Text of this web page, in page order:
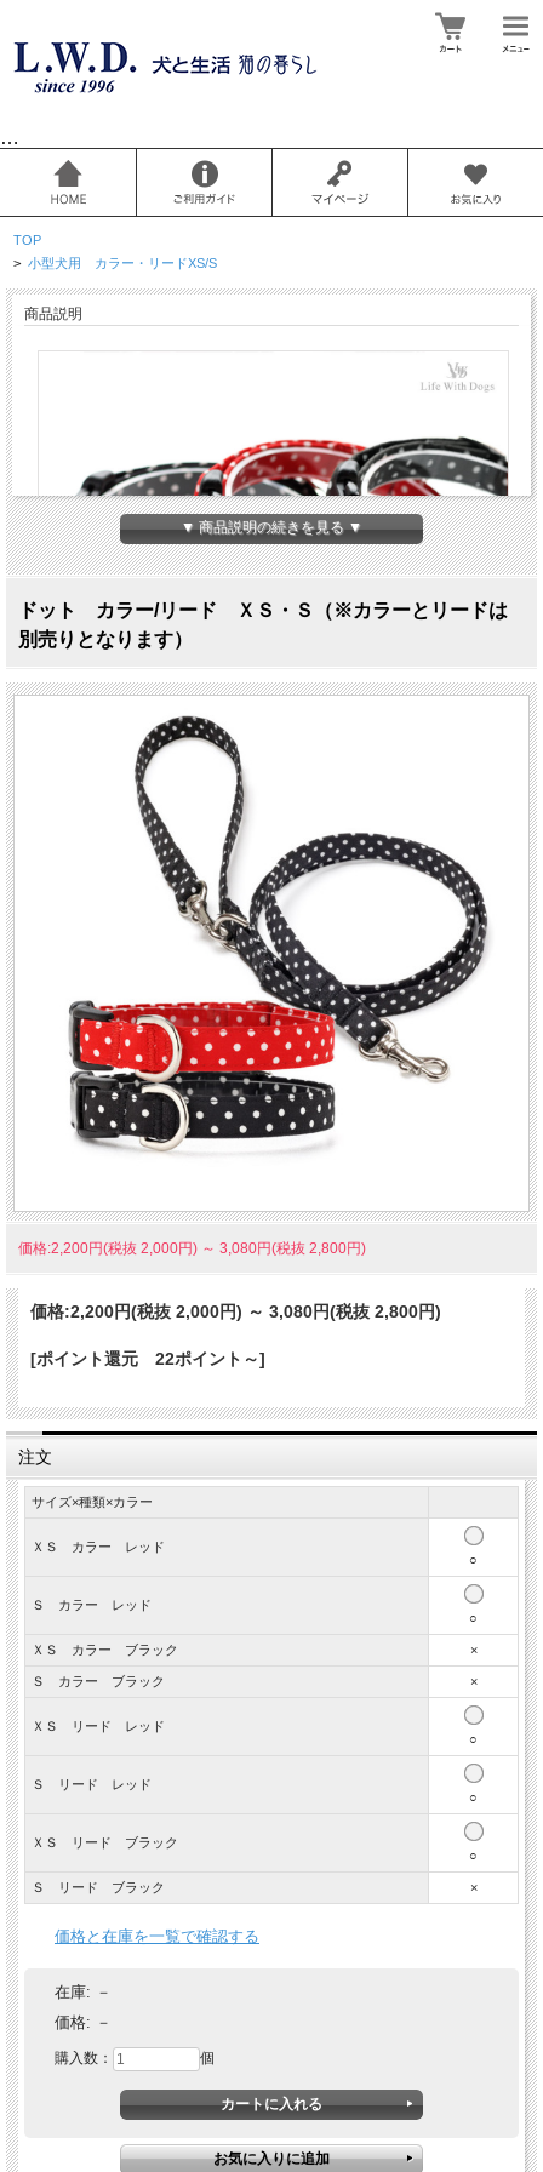
…
TOP
> 小型犬用 カラー・リードXS/S
商品説明
一番ベーシックなドットです
カラー/リード XS〜Mサイズ
可愛い洋服にもカッコイイ洋服にも、どちらにもコーデしたい！そんなワガマ
マに必ず答えてくれるのがドット柄。
ガーリーファッションでいつも人気のドット柄は、水玉の大きさや色でイメー
ジがガラリと変わるのをご存知でしょうか？この小さな水玉はとてもエレガン
トで最もベーシックなドット。甘すぎず、ちょっぴり大人っぽい"ドット"をお
＊カラーとリードは別売りとなります。
▼ 商品説明の続きを見る ▼
ドット カラー/リード ＸＳ・Ｓ（※カラーとリードは
別売りとなります）
価格:2,200円(税抜 2,000円) ～ 3,080円(税抜 2,800円)
価格:2,200円(税抜 2,000円) ～ 3,080円(税抜 2,800円)
[ポイント還元 22ポイント～]
注文
サイズ×種類×カラー
ＸＳ カラー レッド
○
Ｓ カラー レッド
○
ＸＳ カラー ブラック ×
Ｓ カラー ブラック ×
ＸＳ リード レッド
○
Ｓ リード レッド
○
ＸＳ リード ブラック
○
Ｓ リード ブラック ×
価格と在庫を一覧で確認する
在庫: －
価格: －
購入数： 個